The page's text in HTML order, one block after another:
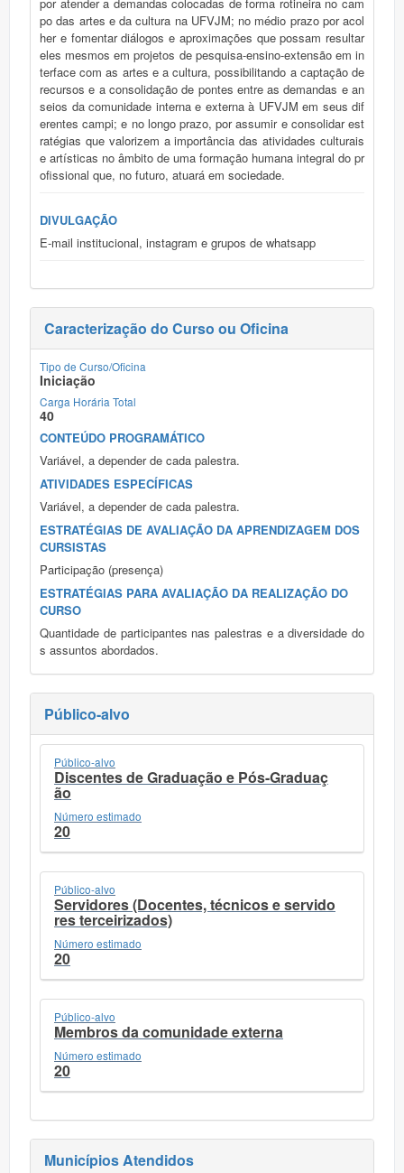
po das artes e da cultura na UFVJM; no médio prazo por acol
her e fomentar diálogos e aproximações que possam resultar
eles mesmos em projetos de pesquisa-ensino-extensão em in
terface com as artes e a cultura, possibilitando a captação de
recursos e a consolidação de pontes entre as demandas e an
seios da comunidade interna e externa à UFVJM em seus dif
erentes campi; e no longo prazo, por assumir e consolidar est
ratégias que valorizem a importância das atividades culturais
e artísticas no âmbito de uma formação humana integral do pr
ofissional que, no futuro, atuará em sociedade.
DIVULGAÇÃO
E-mail institucional, instagram e grupos de whatsapp
Caracterização do Curso ou Oficina
Tipo de Curso/Oficina
Iniciação
Carga Horária Total
40
CONTEÚDO PROGRAMÁTICO
Variável, a depender de cada palestra.
ATIVIDADES ESPECÍFICAS
Variável, a depender de cada palestra.
ESTRATÉGIAS DE AVALIAÇÃO DA APRENDIZAGEM DOS
CURSISTAS
Participação (presença)
ESTRATÉGIAS PARA AVALIAÇÃO DA REALIZAÇÃO DO
CURSO
Quantidade de participantes nas palestras e a diversidade do
s assuntos abordados.
Público-alvo
Público-alvo
Discentes de Graduação e Pós-Graduaç
ão
Número estimado
20
Público-alvo
Servidores (Docentes, técnicos e servido
res terceirizados)
Número estimado
20
Público-alvo
Membros da comunidade externa
Número estimado
20
Municípios Atendidos